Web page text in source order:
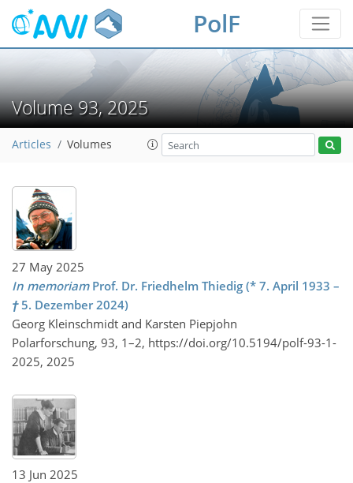
PolF
Volume 93, 2025
Articles Volumes
27 May 2025
In memoriamProf. Dr. Friedhelm Thiedig (* 7. April 1933 –
†5. Dezember 2024)
Georg Kleinschmidt and Karsten Piepjohn
Polarforschung, 93, 1–2, https://doi.org/10.5194/polf-93-1-
2025, 2025
13 Jun 2025